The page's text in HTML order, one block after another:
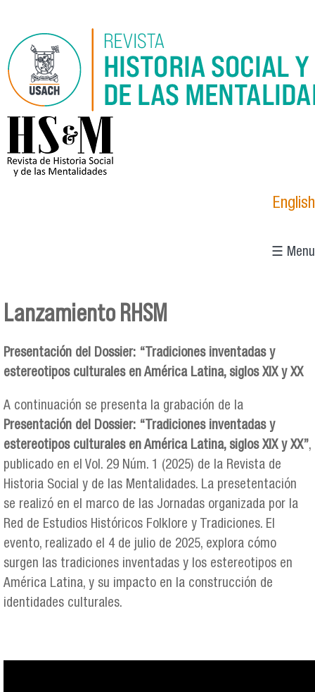
logo_hsm_2021.png
English
☰ Menu
Lanzamiento RHSM
Presentación del Dossier: “Tradiciones inventadas y
estereotipos culturales en América Latina, siglos XIX y XX
A continuación se presenta la grabación de la
Presentación del Dossier: “Tradiciones inventadas y
estereotipos culturales en América Latina, siglos XIX y XX”,
publicado en el Vol. 29 Núm. 1 (2025) de la Revista de
Historia Social y de las Mentalidades. La presetentación
se realizó en el marco de las Jornadas organizada por la
Red de Estudios Históricos Folklore y Tradiciones. El
evento, realizado el 4 de julio de 2025, explora cómo
surgen las tradiciones inventadas y los estereotipos en
América Latina, y su impacto en la construcción de
identidades culturales.